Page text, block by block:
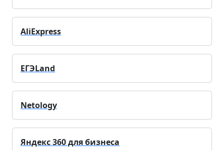
AliExpress
ЕГЭLand
Netology
Яндекс 360 для бизнеса